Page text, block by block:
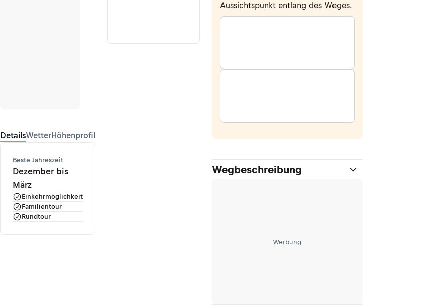
DetailsWetterHöhenprofil
Beste Jahreszeit
Dezember bis
März
Einkehrmöglichkeit
Familientour
Rundtour
Aussichtspunkt entlang des Weges.
Wegbeschreibung
Werbung